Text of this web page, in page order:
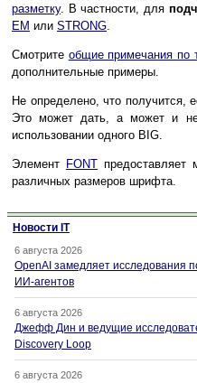
разметку. В частности, для
EM или STRONG.
Смотрите общие примечания по
дополнительные примеры.
Не определено, что получится,
Это может дать, а может и
использовании одного BIG.
Элемент FONTпредоставляет
различных размеров шрифта.
Новости IT
6 августа 2026
OpenAI замедляет исследования
ИИ-агентов
6 августа 2026
Джефф Дин и ведущие
Discovery Loop
6 августа 2026